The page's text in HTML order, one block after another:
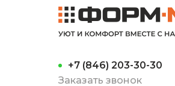
+7 (846) 203-30-30
Заказать звонок